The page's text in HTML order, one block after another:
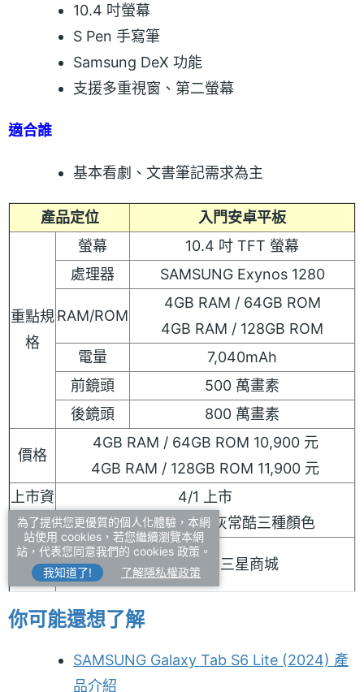
10.4 吋螢幕
S Pen 手寫筆
Samsung DeX 功能
支援多重視窗、第二螢幕
適合誰
基本看劇、文書筆記需求為主
產品定位 入門安卓平板
重點規
格
螢幕
10.4 吋 TFT 螢幕
處理器
SAMSUNG Exynos 1280
RAM/ROM
4GB RAM / 64GB ROM
4GB RAM / 128GB ROM
電量
7,040mAh
前鏡頭
500 萬畫素
後鏡頭
800 萬畫素
價格
4GB RAM / 64GB ROM 10,900 元
4GB RAM / 128GB ROM 11,900 元
上市資
訊
4/1 上市
心動綠、粉出色、灰常酷三種顏色
通路資
訊
三星智慧館、三星商城
你可能還想了解
SAMSUNG Galaxy Tab S6 Lite (2024) 產
品介紹
為了提供您更優質的個人化體驗，本網
站使用 cookies，若您繼續瀏覽本網
站，代表您同意我們的 cookies 政策。
我知道了!
了解隱私權政策